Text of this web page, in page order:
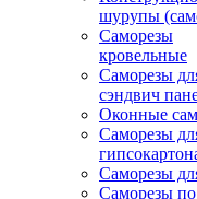
шурупы
Саморезы
кровельные
Саморезы
сэндвич
Оконные
Саморезы
Саморезы
Саморезы